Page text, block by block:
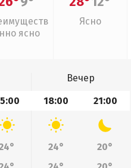
ясно
Ясно
Вечер
18:00 21:00
24°
20°